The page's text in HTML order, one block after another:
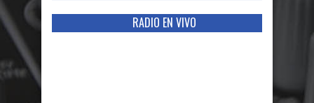
RADIO EN VIVO